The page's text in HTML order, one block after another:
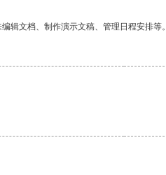
辑文档、制作演示文稿、管理日程安排等。